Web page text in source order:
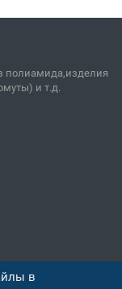
полиамида,изделия
и т.д.
в